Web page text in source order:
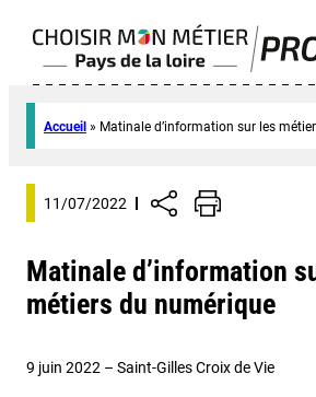
Accueil » Matinale d’information sur les
11/07/2022
Matinale d’information
métiers du numérique
9 juin 2022 – Saint-Gilles Croix de Vie